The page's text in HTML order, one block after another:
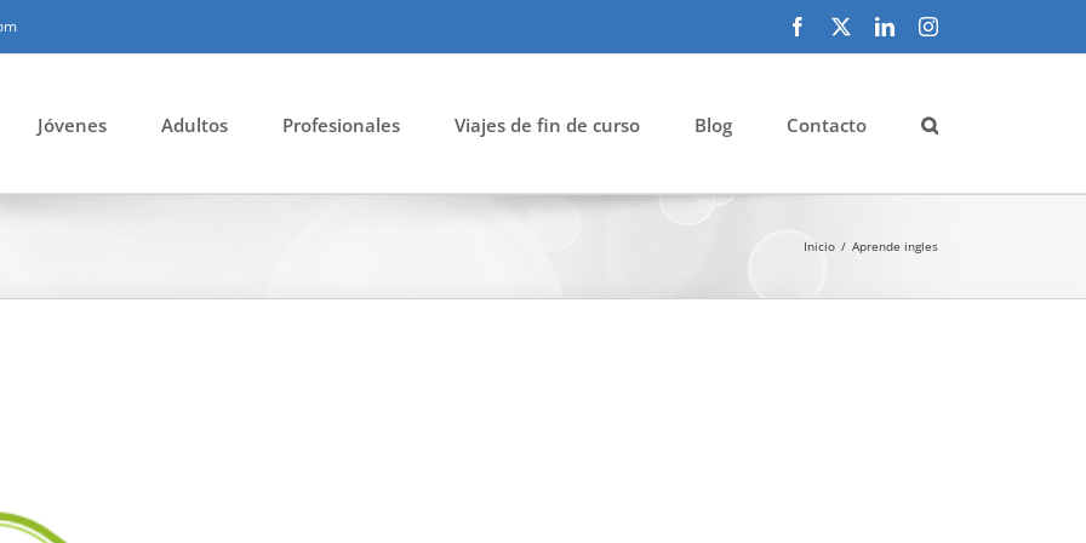
Facebook LinkedInInstagram
Jóvenes Adultos Profesionales Viajes de fin de curso Blog Contacto
Inicio Aprende ingles